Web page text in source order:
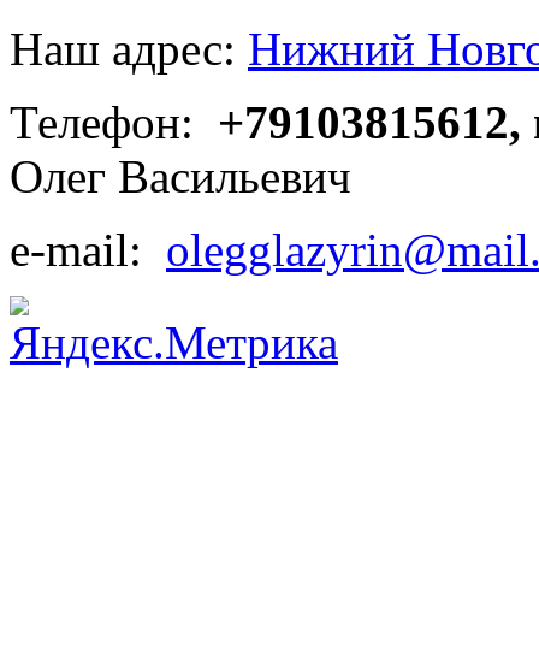
Наш адрес: Нижний
Телефон:
Олег Васильевич
e-mail: